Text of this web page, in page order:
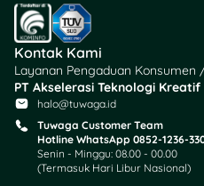
Fitur dan Benefit
Bunga
3% - 5% per bulan
Pencairan Maksimum
Rp30.000.000
Kontak Kami
Layanan Pengaduan Konsumen
PT Akselerasi Teknologi Kreatif
halo@tuwaga.id
Tuwaga Customer Team
Hotline WhatsApp 0852-1236-
Senin - Minggu: 08.00 - 00.00
(Termasuk Hari Libur Nasional)